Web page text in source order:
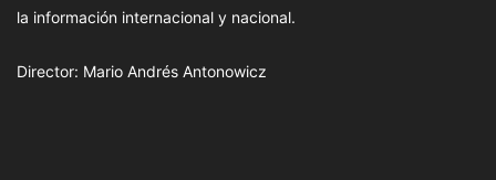
la información internacional y nacional.
Director: Mario Andrés Antonowicz